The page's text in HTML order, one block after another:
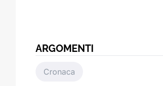
ARGOMENTI
Cronaca